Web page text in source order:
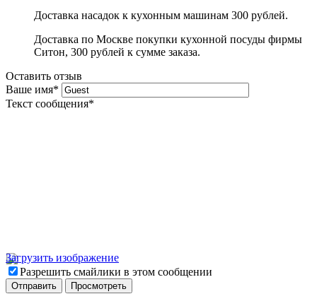
Доставка насадок к кухонным машинам 300 рублей.
Доставка по Москве покупки кухонной посуды фирмы
Ситон, 300 рублей к сумме заказа.
Оставить отзыв
Ваше имя*
Текст сообщения*
Загрузить изображение
Разрешить смайлики в этом сообщении